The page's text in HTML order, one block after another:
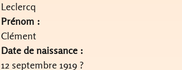
Leclercq
Prénom :
Clément
Date de naissance :
12 septembre 1919 ?